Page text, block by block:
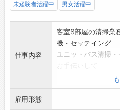
未経験者活躍中 男女活躍中
仕事内容
客室8部屋の清掃業
機・セッテイング
ユニットバス清掃
頂きます。短期間
【業務変更範囲:な
雇用形態